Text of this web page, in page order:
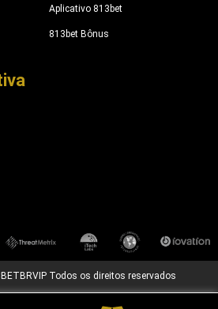
Aplicativo 813bet
813bet Bônus
Todos os direitos reservados